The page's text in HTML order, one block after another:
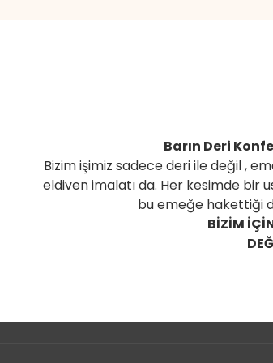
Barın Deri
Bizim işimiz sadece deri ile değil ,
eldiven imalatı da. Her kesimde bir
bu emeğe hakettiği
BİZİM